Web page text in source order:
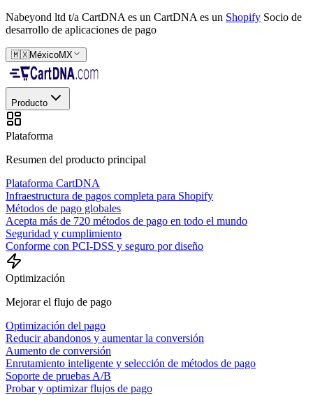
Nabeyond ltd t/a CartDNA es un CartDNA es un Shopify Socio de
desarrollo de aplicaciones de pago
🇲🇽MéxicoMX
Producto
Plataforma
Resumen del producto principal
Plataforma CartDNA
Infraestructura de pagos completa para Shopify
Métodos de pago globales
Acepta más de 720 métodos de pago en todo el mundo
Seguridad y cumplimiento
Conforme con PCI-DSS y seguro por diseño
Optimización
Mejorar el flujo de pago
Optimización del pago
Reducir abandonos y aumentar la conversión
Aumento de conversión
Enrutamiento inteligente y selección de métodos de pago
Soporte de pruebas A/B
Probar y optimizar flujos de pago